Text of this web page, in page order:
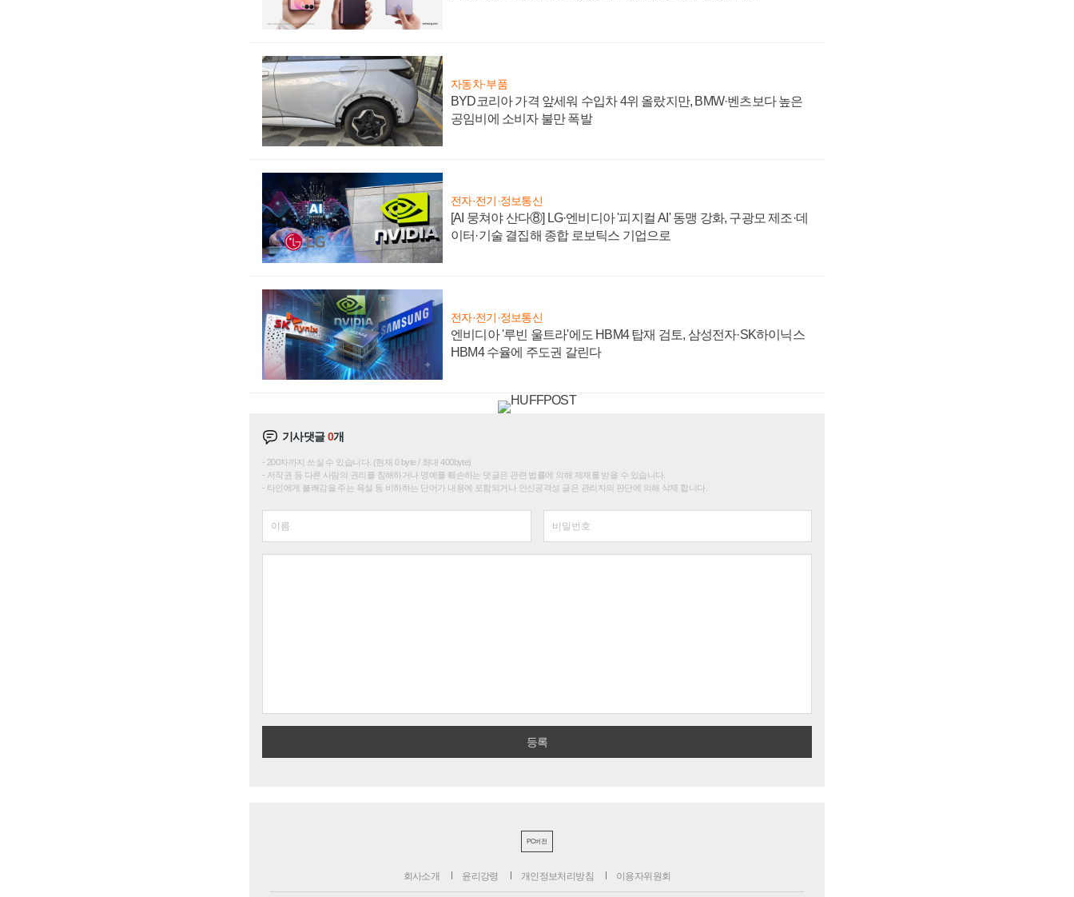
자동차·부품
BYD코리아 가격 앞세워 수입차 4위 올랐지만, BMW·벤츠보다 높은
공임비에 소비자 불만 폭발
전자·전기·정보통신
[AI 뭉쳐야 산다⑧] LG·엔비디아 '피지컬 AI' 동맹 강화, 구광모 제조·데
이터·기술 결집해 종합 로보틱스 기업으로
전자·전기·정보통신
엔비디아 '루빈 울트라'에도 HBM4 탑재 검토, 삼성전자·SK하이닉스
HBM4 수율에 주도권 갈린다
기사댓글0개
200자까지 쓰실 수 있습니다. (현재 0 byte / 최대 400byte)
저작권 등 다른 사람의 권리를 침해하거나 명예를 훼손하는 댓글은 관련 법률에 의해 제재를 받을 수 있습니다.
타인에게 불쾌감을 주는 욕설 등 비하하는 단어가 내용에 포함되거나 인신공격성 글은 관리자의 판단에 의해 삭제 합니다.
PC버전
회사소개 윤리강령 개인정보처리방침 이용자위원회